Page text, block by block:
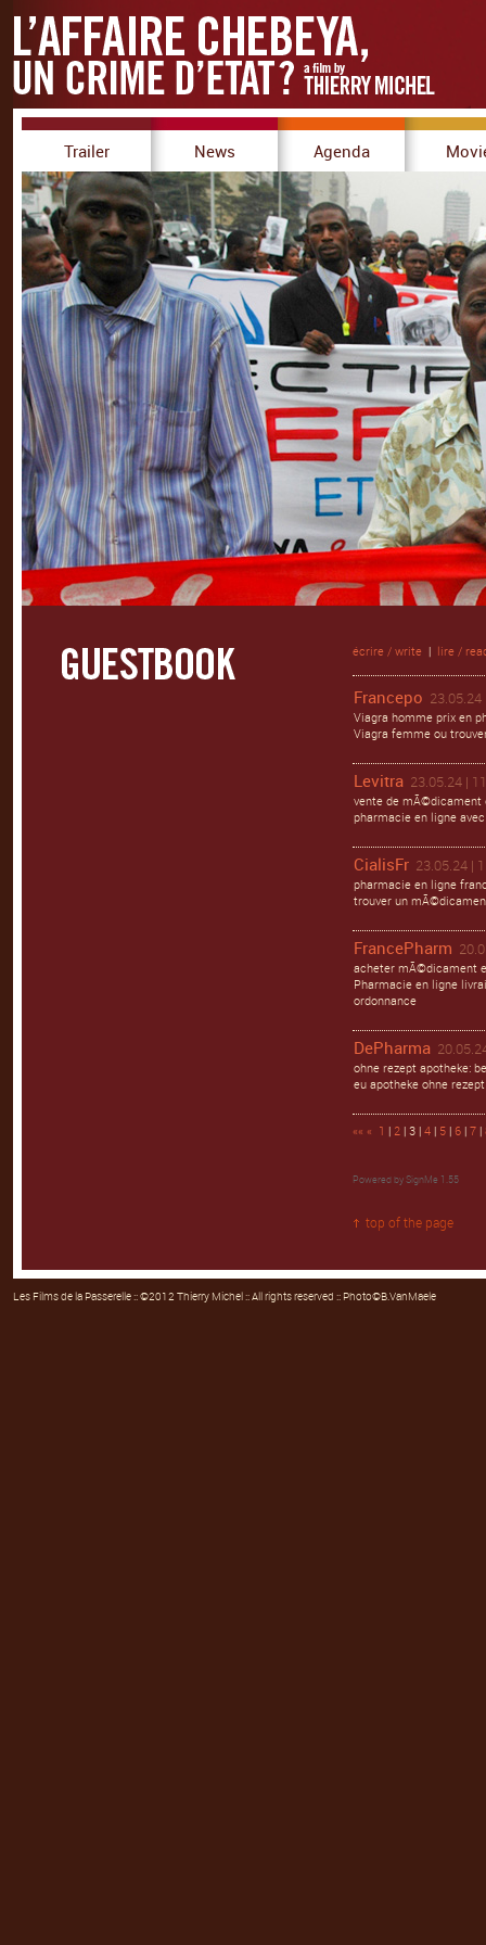
Trailer News Agenda
écrire / write | lire /
Francepo 23.05.24
Viagra homme prix en
Viagra femme ou
Levitra 23.05.24 |
vente de mÃ©dicament
pharmacie en ligne
CialisFr 23.05.24 |
pharmacie en ligne
trouver un
FrancePharm
acheter mÃ©dicament
Pharmacie en ligne
ordonnance
DePharma
ohne rezept apotheke:
eu apotheke ohne
«« « 1 | 2 | 3 | 4 | 5 | 6 | 7 |
Powered by SignMe 1.55
top of the page
Les Films de la Passerelle:: ©2012 Thierry Michel :: All rights reserved :: Photo©B.VanMaele